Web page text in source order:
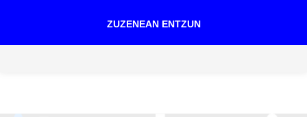
ZUZENEAN ENTZUN